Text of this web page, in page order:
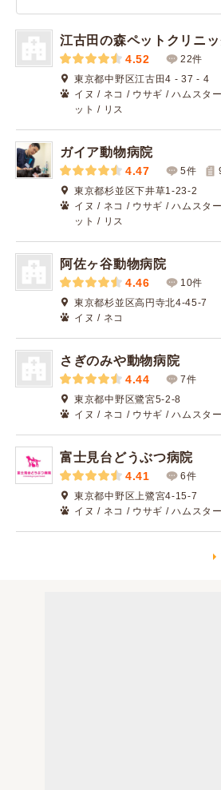
江古田の森ペットクリニッ
4.52
22件
東京都中野区江古田4 - 37 - 4
イヌ / ネコ / ウサギ / ハムスタ
ット / リス
ガイア動物病院
4.47 5件
東京都杉並区下井草1-23-2
イヌ / ネコ / ウサギ / ハムスタ
ット / リス
阿佐ヶ谷動物病院
4.46
10件
東京都杉並区高円寺北4-45-7
イヌ / ネコ
さぎのみや動物病院
4.44
7件
東京都中野区鷺宮5-2-8
イヌ / ネコ / ウサギ / ハムスタ
富士見台どうぶつ病院
4.41
6件
東京都中野区上鷺宮4-15-7
イヌ / ネコ / ウサギ / ハムスタ